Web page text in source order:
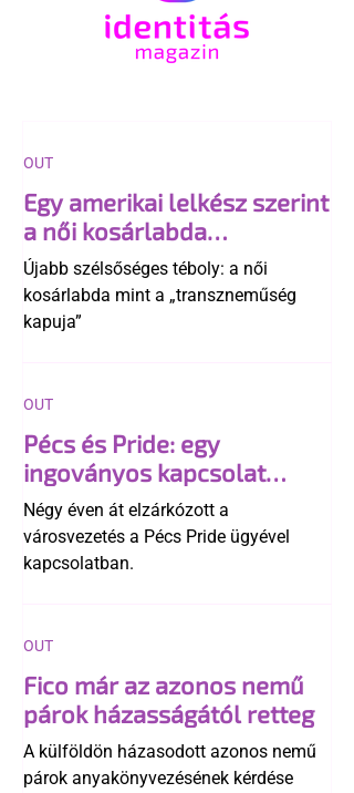
Egy amerikai lelkész szerint
a női kosárlabda
transzneműséghez vezet
Újabb szélsőséges téboly: a női
kosárlabda mint a „transzneműség
kapuja”
OUT
Pécs és Pride: egy
ingoványos kapcsolat
története
Négy éven át elzárkózott a
városvezetés a Pécs Pride ügyével
kapcsolatban.
OUT
Fico már az azonos nemű
párok házasságától retteg
A külföldön házasodott azonos nemű
párok anyakönyvezésének kérdése
OUT